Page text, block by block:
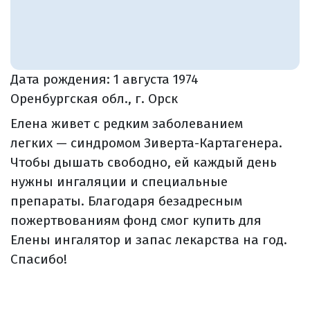
Дата рождения: 1 августа 1974
Оренбургская обл., г. Орск
Елена живет с редким заболеванием
легких — синдромом Зиверта-Картагенера.
Чтобы дышать свободно, ей каждый день
нужны ингаляции и специальные
препараты. Благодаря безадресным
пожертвованиям фонд смог купить для
Елены ингалятор и запас лекарства на год.
Спасибо!